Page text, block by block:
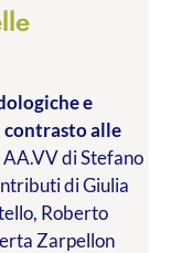
e
alle
AA.VV di Stefano
di Giulia
Roberto
Zarpellon